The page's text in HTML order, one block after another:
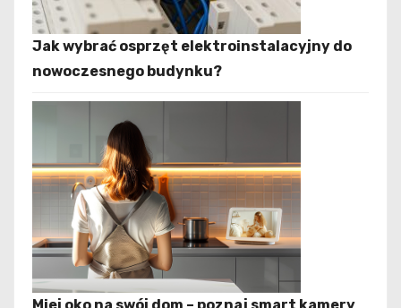
Jak wybrać osprzęt elektroinstalacyjny do
nowoczesnego budynku?